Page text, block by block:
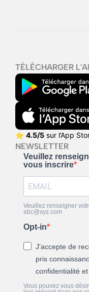
TÉLÉCHARGER
⭐ 4.5/5 sur l’App
NEWSLETTER
Veuillez
vous inscrire
Veuillez renseigner
abc@xyz.com
Opt-in
J'accepte de
pris
confidentialité
Vous pouvez vous